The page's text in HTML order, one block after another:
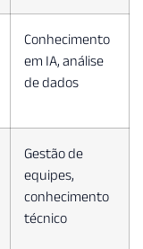
Conhecimento
em IA, análise
de dados
Gestão de
equipes,
conhecimento
técnico